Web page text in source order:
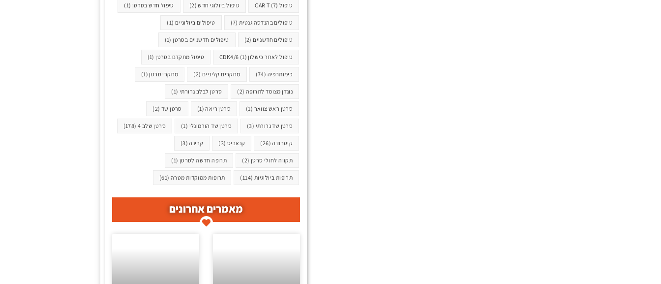
טיפול CAR T (7) טיפול ביולוגי חדש(2) טיפול חדש בסרטן (1)
טיפולים בהנדסה גנטית(7) טיפולים ביולוגיים (1)
טיפולים חדשניים (2) טיפולים חדשניים בסרטן(1)
טיפול לאחר כישלון CDK4/6 (1) טיפול מתקדם בסרטן(1)
כימותרפיה (74) מחקרים קליניים (2) מחקרי סרטן(1)
נוגדן מצומד לתרופה (2) סרטן לבלב גרורתי (1)
סרטן ראש צוואר (1) סרטן ריאה(1) סרטן שד (2)
סרטן שד גרורתי (3) סרטן שד הורמונלי (1) סרטן שלב 4 (178)
קיטרודה(26) קנאביס (3) קרינה(3)
תקווה לחולי סרטן (2) תרופה חדשה לסרטן (1)
תרופות ביולוגיות (114) תרופות ממוקדות מטרה (61)
מאמרים אחרונים